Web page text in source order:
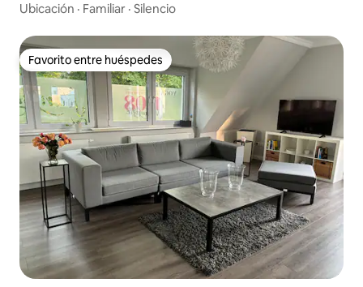
Ubicación · Familiar · Silencio
Favorito entre huéspedes
Favorito entre huéspedes